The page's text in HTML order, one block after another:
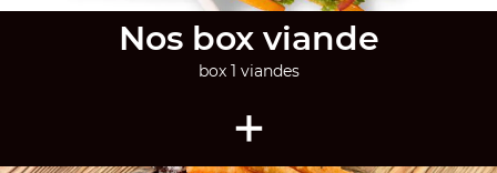
Nos box viande
box 1 viandes
+